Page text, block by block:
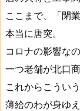
ここまで、「閉
本当に唐突。
コロナの影響な
一つ老舗が北口
これからこうい
薄給のわが身ゆ